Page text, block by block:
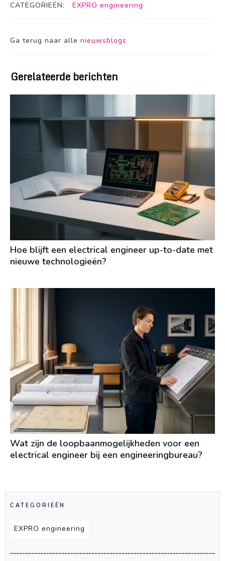
CATEGORIEËN: EXPRO engineering
Ga terug naar alle nieuwsblogs
Gerelateerde berichten
Hoe blijft een electrical engineer up-to-date met
nieuwe technologieën?
Wat zijn de loopbaanmogelijkheden voor een
electrical engineer bij een engineeringbureau?
CATEGORIEËN
EXPRO engineering